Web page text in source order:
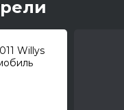
Willys